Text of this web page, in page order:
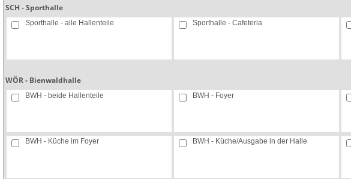
SCH - Sporthalle
Sporthalle - alle Hallenteile Sporthalle - Cafeteria
WÖR - Bienwaldhalle
BWH - beide Hallenteile BWH - Foyer
BWH - Küche im Foyer BWH - Küche/Ausgabe in der Halle